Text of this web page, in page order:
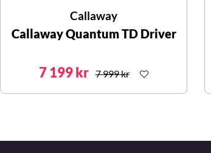
Callaway
Callaway Quantum TD Driver
7 199 kr 7 999 kr